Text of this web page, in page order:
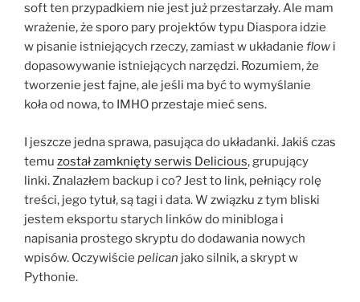
soft ten przypadkiem nie jest już przestarzały. Ale mam
wrażenie, że sporo pary projektów typu Diaspora idzie
w pisanie istniejących rzeczy, zamiast w układanie flow i
dopasowywanie istniejących narzędzi. Rozumiem, że
tworzenie jest fajne, ale jeśli ma być to wymyślanie
koła od nowa, to IMHO przestaje mieć sens.
I jeszcze jedna sprawa, pasująca do układanki. Jakiś czas
temu został zamknięty serwis Delicious, grupujący
linki. Znalazłem backup i co? Jest to link, pełniący rolę
treści, jego tytuł, są tagi i data. W związku z tym bliski
jestem eksportu starych linków do minibloga i
napisania prostego skryptu do dodawania nowych
wpisów. Oczywiście pelican jako silnik, a skrypt w
Pythonie.